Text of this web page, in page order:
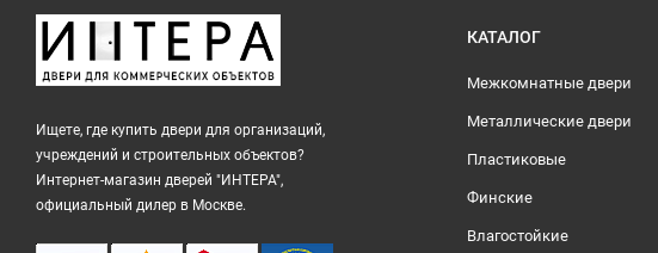
Ищете, где купить двери для организаций,
учреждений и строительных объектов?
Интернет-магазин дверей "ИНТЕРА",
официальный дилер в Москве.
КАТАЛОГ
Межкомнатные двери
Металлические двери
Пластиковые
Финские
Влагостойкие